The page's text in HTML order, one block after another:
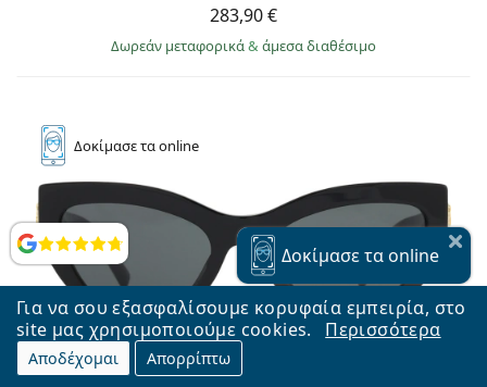
Για να σου εξασφαλίσουμε κορυφαία εμπειρία, στο
site μας χρησιμοποιούμε cookies.
Περισσότερα
Αποδέχομαι Απορρίπτω
Αξιολογήσεις
283,90 €
Δωρεάν μεταφορικά& άμεσα διαθέσιμο
Δοκίμασετα online
Δοκίμασετα online